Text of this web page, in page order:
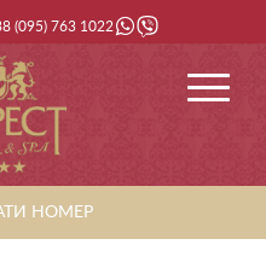
(095) 763 1022
НОМЕР